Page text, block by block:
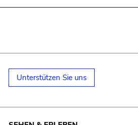
Unterstützen Sie uns